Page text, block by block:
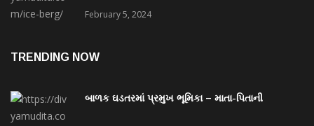
February 5, 2024
TRENDING NOW
બાળક ઘડતરમાં પ્રમુખ ભૂમિકા – માતા-પિતાની